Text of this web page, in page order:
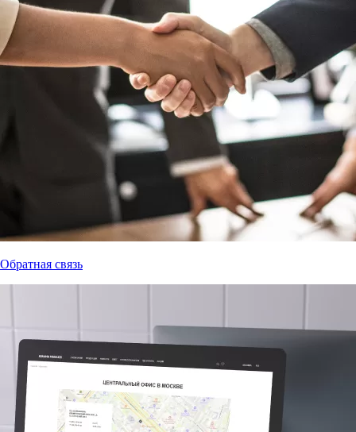
Обратная связь